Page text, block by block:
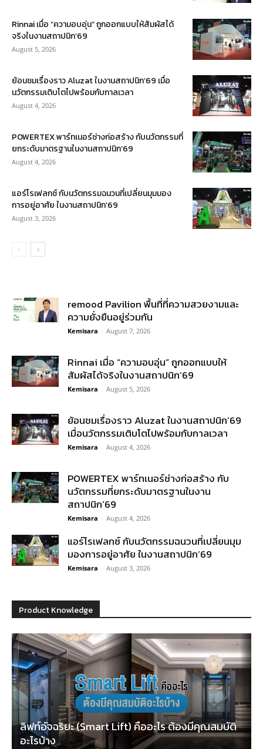
Rinnai เมื่อ “ความอบอุ่น” ถูกออกแบบให้สัมผัสได้
จริงในงานสถาปนิก’69
August 5, 2026
ย้อนชมเรื่องราว Aluzat ในงานสถาปนิก’69 เมื่อ
นวัตกรรมเติบโตไปพร้อมกับกาลเวลา
August 4, 2026
POWERTEX พาร์ทเนอร์ช่างก่อสร้าง กับนวัตกรรมที่
ยกระดับมาตรฐานในงานสถาปนิก’69
August 4, 2026
แอร์โรเฟลกซ์ กับนวัตกรรมฉนวนที่เปลี่ยนมุมมอง
การอยู่อาศัย ในงานสถาปนิก’69
August 3, 2026
remood Pavilion พื้นที่ที่ความสวยงามและ
ความยั่งยืนอยู่ร่วมกัน
Kemisara - August 7, 2026
Rinnai เมื่อ “ความอบอุ่น” ถูกออกแบบให้
สัมผัสได้จริงในงานสถาปนิก’69
Kemisara - August 5, 2026
ย้อนชมเรื่องราว Aluzat ในงานสถาปนิก’69
เมื่อนวัตกรรมเติบโตไปพร้อมกับกาลเวลา
Kemisara - August 4, 2026
POWERTEX พาร์ทเนอร์ช่างก่อสร้าง กับ
นวัตกรรมที่ยกระดับมาตรฐานในงาน
สถาปนิก’69
Kemisara - August 4, 2026
แอร์โรเฟลกซ์ กับนวัตกรรมฉนวนที่เปลี่ยนมุม
มองการอยู่อาศัย ในงานสถาปนิก’69
Kemisara - August 3, 2026
Product Knowledge
ลิฟท์อัจฉริยะ (Smart Lift) คืออะไร ต้องมีคุณสมบัติ
อะไรบ้าง